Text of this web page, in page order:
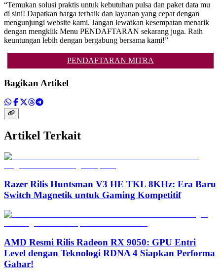
“Temukan solusi praktis untuk kebutuhan pulsa dan paket data mu
di sini! Dapatkan harga terbaik dan layanan yang cepat dengan
mengunjungi website kami. Jangan lewatkan kesempatan menarik
dengan mengklik Menu PENDAFTARAN sekarang juga. Raih
keuntungan lebih dengan bergabung bersama kami!”
PENDAFTARAN MITRA
Bagikan Artikel
Artikel Terkait
Razer Rilis Huntsman V3 HE TKL 8KHz: Era Baru
Switch Magnetik untuk Gaming Kompetitif
AMD Resmi Rilis Radeon RX 9050: GPU Entri
Level dengan Teknologi RDNA 4 Siapkan Performa
Gahar!